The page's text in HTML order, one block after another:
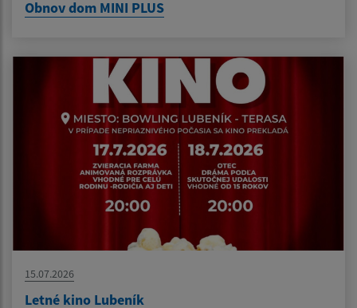
Obnov dom MINI PLUS
15.07.2026
Letné kino Lubeník